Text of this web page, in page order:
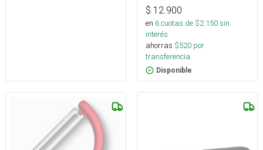
$ 12.900
en 6cuotas de $2.150sin
interés
ahorras $520 por
transferencia.
Disponible